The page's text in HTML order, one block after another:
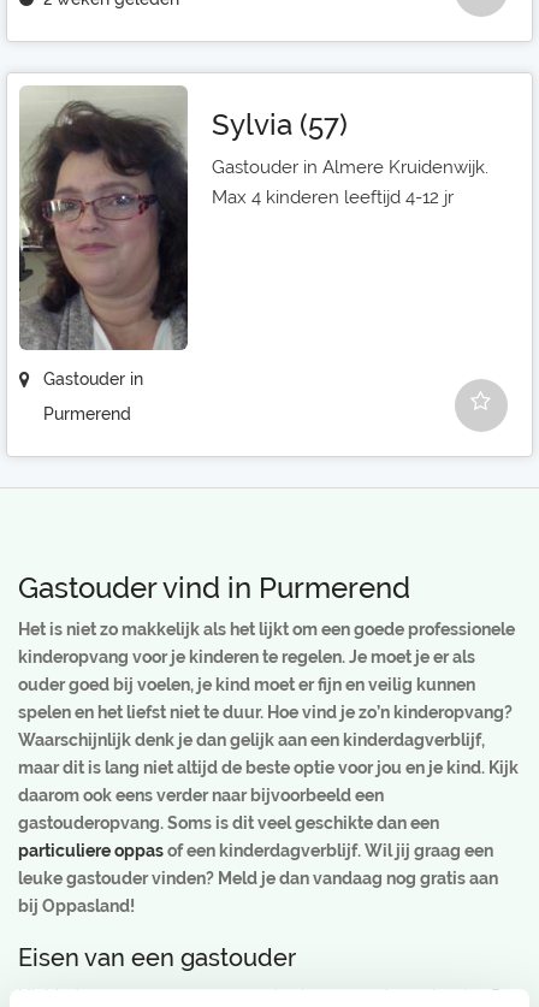
Gastouder in
Purmerend
Sylvia (57)
Gastouder in Almere Kruidenwijk.
Max 4 kinderen leeftijd 4-12 jr
Gastouder vind in Purmerend
Het is niet zo makkelijk als het lijkt om een goede professionele
kinderopvang voor je kinderen te regelen. Je moet je er als
ouder goed bij voelen, je kind moet er fijn en veilig kunnen
spelen en het liefst niet te duur. Hoe vind je zo’n kinderopvang?
Waarschijnlijk denk je dan gelijk aan een kinderdagverblijf,
maar dit is lang niet altijd de beste optie voor jou en je kind. Kijk
daarom ook eens verder naar bijvoorbeeld een
gastouderopvang. Soms is dit veel geschikte dan een
particuliere oppasof een kinderdagverblijf. Wil jij graag een
leuke gastouder vinden? Meld je dan vandaag nog gratis aan
bij Oppasland!
Eisen van een gastouder
Niet iedereen mag zomaar aan de slag gaan als gastouder. De